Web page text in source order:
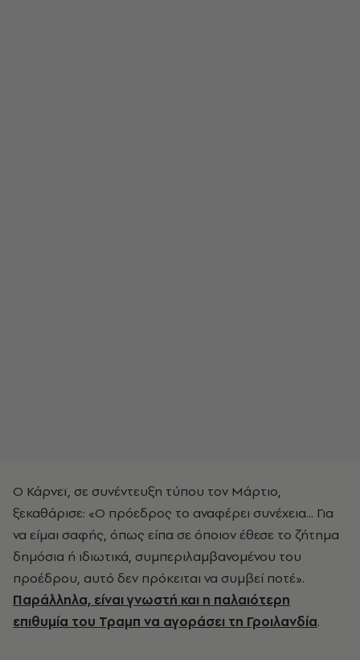
Ο Κάρνεϊ, σε συνέντευξη τύπου τον Μάρτιο,
ξεκαθάρισε: «Ο πρόεδρος το αναφέρει συνέχεια... Για
να είμαι σαφής, όπως είπα σε όποιον έθεσε το ζήτημα
δημόσια ή ιδιωτικά, συμπεριλαμβανομένου του
προέδρου, αυτό δεν πρόκειται να συμβεί ποτέ».
Παράλληλα, είναι γνωστή και η παλαιότερη
επιθυμία του Τραμπ να αγοράσει τη Γροιλανδία.